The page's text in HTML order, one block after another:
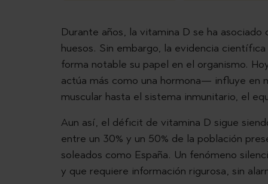
Durante años, la vitamina D se ha
huesos. Sin embargo, la evidencia
forma notable su papel en el organismo.
actúa más como una hormona— influye en
muscular hasta el sistema inmunitario, el
Aun así, el déficit de vitamina D sigue
entre un 30% y un 50% de la población
soleados como España. Un fenómeno
y que requiere información rigurosa, sin